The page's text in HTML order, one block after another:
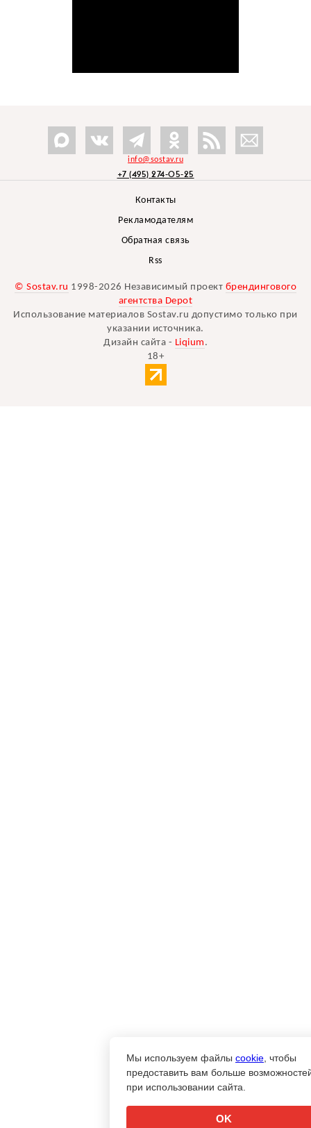
info@sostav.ru
+7 (495) 274-05-25
Контакты
Рекламодателям
Обратная связь
Rss
© Sostav.ru 1998-2026 Независимый проект брендингового
агентства Depot
Использование материалов Sostav.ru допустимо только при
указании источника.
Дизайн сайта - Liqium .
18+
Мы используем файлы cookie , чтобы
предоставить вам больше
при использовании сайта.
OK